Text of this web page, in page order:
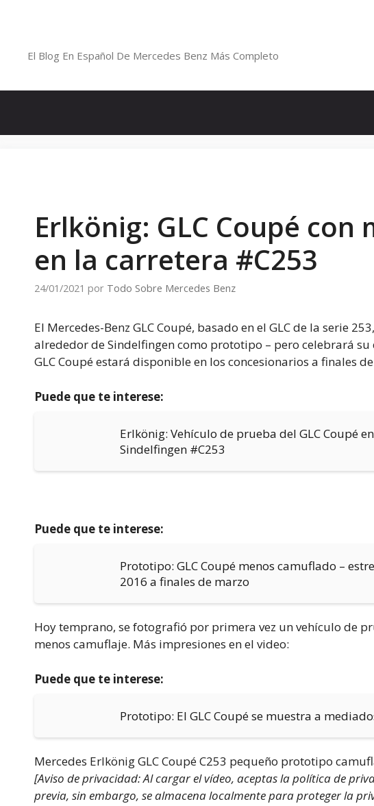
El Blog En Español De Mercedes Benz Más Completo
Erlkönig: GLC Coupé
en la carretera #C253
24/01/2021 por Todo Sobre Mercedes Benz
El Mercedes-Benz GLC Coupé, basado en el GLC de la serie
alrededor de Sindelfingen como prototipo – pero celebrará
GLC Coupé estará disponible en los concesionarios a finales
Puede que te interese:
Erlkönig: Vehículo de prueba del GLC Coupé
Sindelfingen #C253
Puede que te interese:
Prototipo: GLC Coupé menos camuflado –
2016 a finales de marzo
Hoy temprano, se fotografió por primera vez un vehículo de
menos camuflaje. Más impresiones en el video:
Puede que te interese:
Prototipo: El GLC Coupé se muestra a
Mercedes Erlkönig GLC Coupé C253 pequeño prototipo
[Aviso de privacidad: Al cargar el vídeo, aceptas la política de
previa, sin embargo, se almacena localmente para proteger la